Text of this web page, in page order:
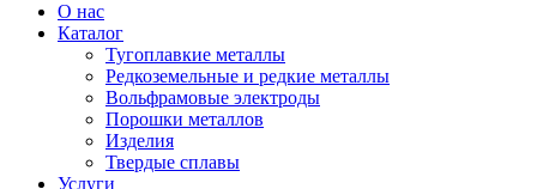
О нас
Каталог
Тугоплавкие металлы
Редкоземельные и редкие металлы
Вольфрамовые электроды
Порошки металлов
Изделия
Твердые сплавы
Услуги